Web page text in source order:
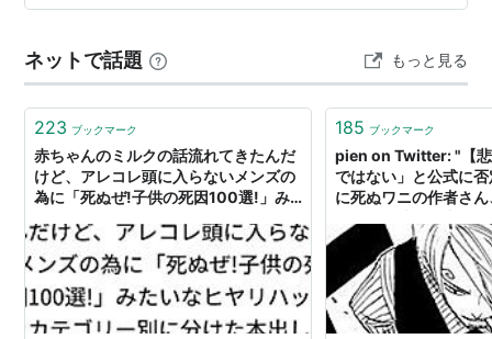
消していこうと思います★） スポンサードリンク １．日
級取得 ４．ブログ365日更新達成 →現在862日連続記録
達成 ５．親子…
ネットで話題 もっと見る
223 ブックマーク
赤ちゃんのミルクの話流れてきたんだ
けど、アレコレ頭に入らないメンズの
為に「死ぬぜ!子供の死因100選!」み
分けた本出した方が早い気がしてきた
話
185 ブックマーク
pien on Twitter: "【
ではない」と公式に
に死ぬワニの作者さ
合わせをした形跡を
発見される 加えて求
マ労働募集と、一斉
の… https://t.co/